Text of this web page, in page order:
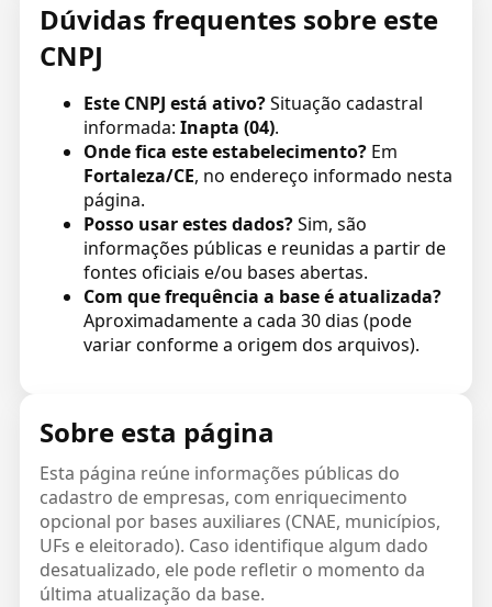
Dúvidas frequentes sobre este
CNPJ
Este CNPJ está ativo?Situação cadastral
informada: Inapta (04).
Onde fica este estabelecimento?Em
Fortaleza/CE, no endereço informado nesta
página.
Posso usar estes dados?Sim, são
informações públicas e reunidas a partir de
fontes oficiais e/ou bases abertas.
Com que frequência a base é atualizada?
Aproximadamente a cada 30 dias (pode
variar conforme a origem dos arquivos).
Sobre esta página
Esta página reúne informações públicas do
cadastro de empresas, com enriquecimento
opcional por bases auxiliares (CNAE, municípios,
UFs e eleitorado). Caso identifique algum dado
desatualizado, ele pode refletir o momento da
última atualização da base.